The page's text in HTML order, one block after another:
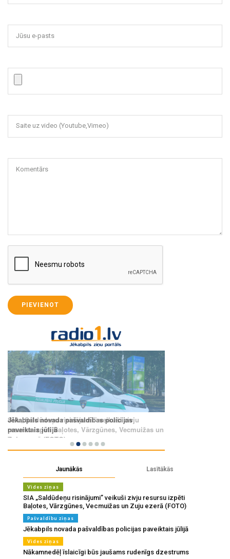
Jūsu e-pasts
Saite uz video (Youtube,Vimeo)
Komentārs
PIEVIENOT
Jaunākās Lasītākās
Vides ziņas
SIA „Saldūdeņu risinājumi” veikuši zivju resursu izpēti
Baļotes, Vārzgūnes, Vecmuižas un Zuju ezerā (FOTO)
Pašvaldību ziņas
Jēkabpils novada pašvaldības policijas paveiktais jūlijā
Vides ziņas
Nākamnedēļ īslaicīgi būs jaušams rudenīgs dzestrums